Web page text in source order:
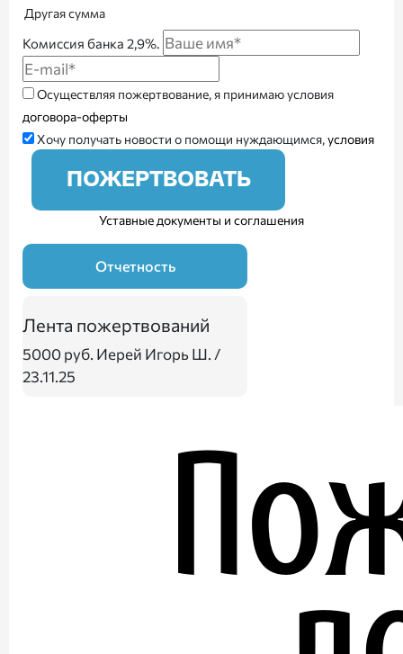
Другая сумма
Комиссия банка 2,9%.
Осуществляя пожертвование, я принимаю условия
договора-оферты
Хочу получать новости о помощи нуждающимся,условия
ПОЖЕРТВОВАТЬ
Уставные документы и соглашения
Отчетность
Лента пожертвований
5000 руб. Иерей Игорь Ш. /
23.11.25